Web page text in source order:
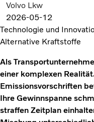
Volvo Lkw
2026-05-12
Technologie und
Alternative Kraftstoffe
Als
einer komplexen
Emissionsvorschriften
Ihre Gewinnspanne
straffen Zeitplan